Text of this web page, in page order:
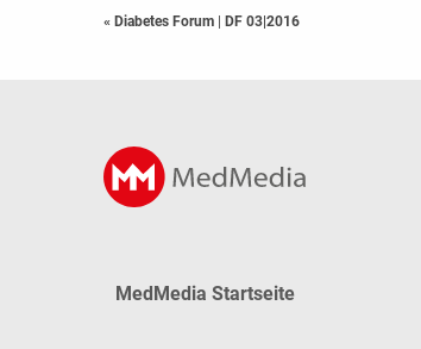
« Diabetes Forum | DF 03|2016
MedMedia Startseite